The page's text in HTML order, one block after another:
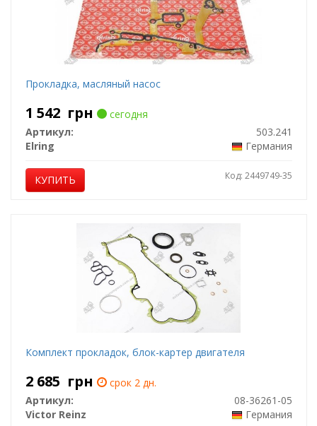
Прокладка, масляный насос
1 542 грн
сегодня
Артикул:
503.241
Elring
Германия
КУПИТЬ Код: 2449749-35
Комплект прокладок, блок-картер двигателя
2 685 грн
срок 2 дн.
Артикул:
08-36261-05
Victor Reinz
Германия